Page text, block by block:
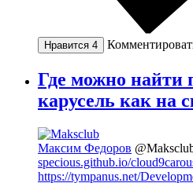
Нравится 4
Где можно найти
карусель как на
Максим Федоров
specious.github.io/
https://tympanus.net/